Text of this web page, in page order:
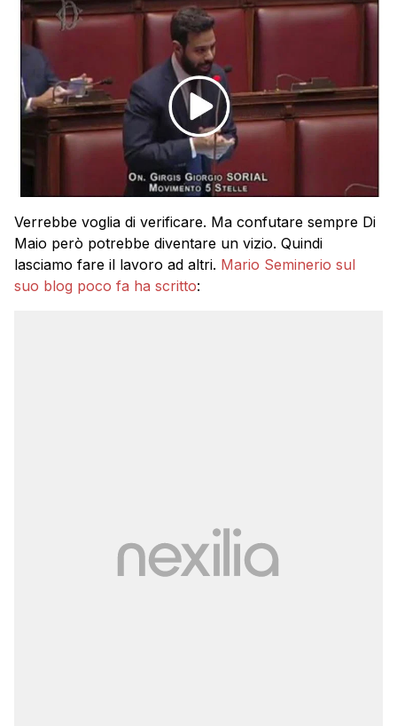
Verrebbe voglia di verificare. Ma confutare sempre Di
Maio però potrebbe diventare un vizio. Quindi
lasciamo fare il lavoro ad altri. Mario Seminerio sul
suo blog poco fa ha scritto: